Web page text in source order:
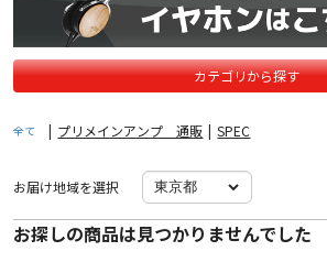
カテゴリから探す
全て | プリメインアンプ 通販 | SPEC
お届け地域を選択
お探しの商品は見つかりませんでした